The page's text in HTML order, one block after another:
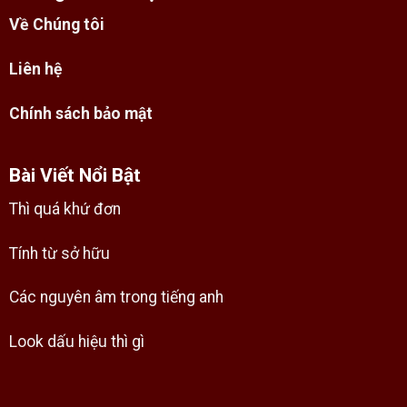
Về Chúng tôi
Liên hệ
Chính sách bảo mật
Bài Viết Nổi Bật
Thì quá khứ đơn
Tính từ sở hữu
Các nguyên âm trong tiếng anh
Look dấu hiệu thì gì